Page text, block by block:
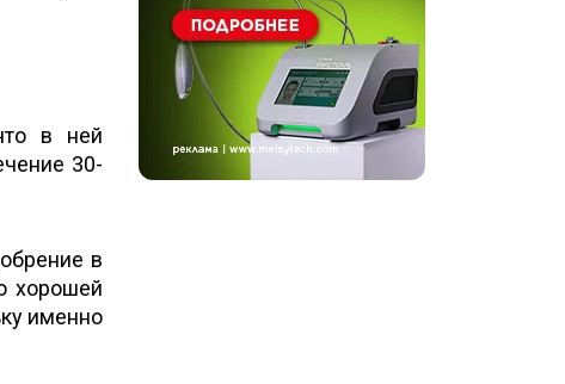
в ней
30-
в
хорошей
именно